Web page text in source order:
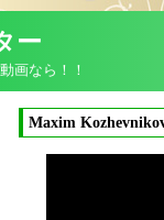
ー
画なら！！
Maxim